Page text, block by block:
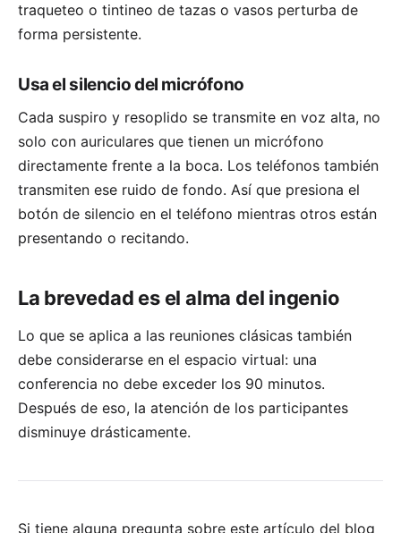
traqueteo o tintineo de tazas o vasos perturba de
forma persistente.
Usa el silencio del micrófono
Cada suspiro y resoplido se transmite en voz alta, no
solo con auriculares que tienen un micrófono
directamente frente a la boca. Los teléfonos también
transmiten ese ruido de fondo. Así que presiona el
botón de silencio en el teléfono mientras otros están
presentando o recitando.
La brevedad es el alma del ingenio
Lo que se aplica a las reuniones clásicas también
debe considerarse en el espacio virtual: una
conferencia no debe exceder los 90 minutos.
Después de eso, la atención de los participantes
disminuye drásticamente.
Si tiene alguna pregunta sobre este artículo del blog